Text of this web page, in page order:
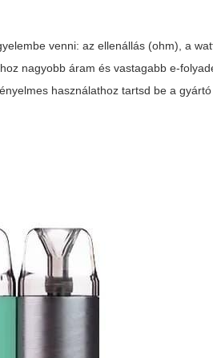
venni: az ellenállás (ohm), a
nagyobb áram és vastagabb e-
használathoz tartsd be a